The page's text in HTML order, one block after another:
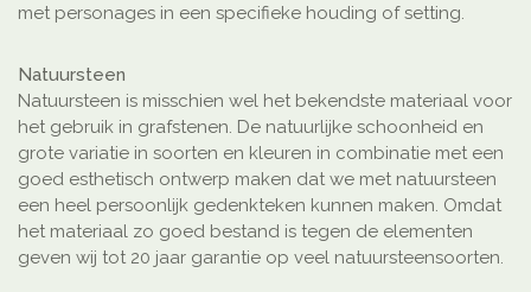
met personages in een specifieke houding of setting.
Natuursteen
Natuursteen is misschien wel het bekendste materiaal voor
het gebruik in grafstenen. De natuurlijke schoonheid en
grote variatie in soorten en kleuren in combinatie met een
goed esthetisch ontwerp maken dat we met natuursteen
een heel persoonlijk gedenkteken kunnen maken. Omdat
het materiaal zo goed bestand is tegen de elementen
geven wij tot 20 jaar garantie op veel natuursteensoorten.